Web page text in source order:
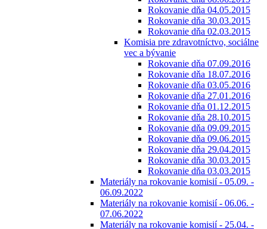
Rokovanie dňa 04.05.2015
Rokovanie dňa 30.03.2015
Rokovanie dňa 02.03.2015
Komisia pre zdravotníctvo, sociálne
vec a bývanie
Rokovanie dňa 07.09.2016
Rokovanie dňa 18.07.2016
Rokovanie dňa 03.05.2016
Rokovanie dňa 27.01.2016
Rokovanie dňa 01.12.2015
Rokovanie dňa 28.10.2015
Rokovanie dňa 09.09.2015
Rokovanie dňa 09.06.2015
Rokovanie dňa 29.04.2015
Rokovanie dňa 30.03.2015
Rokovanie dňa 03.03.2015
Materiály na rokovanie komisií - 05.09. -
06.09.2022
Materiály na rokovanie komisií - 06.06. -
07.06.2022
Materiály na rokovanie komisií - 25.04. -